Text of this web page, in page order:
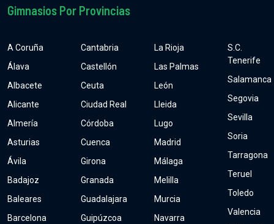
Gimnasios Por Provincias
A Coruña
Álava
Albacete
Alicante
Almería
Asturias
Ávila
Badajoz
Baleares
Barcelona
Cantabria
Castellón
Ceuta
Ciudad Real
Córdoba
Cuenca
Girona
Granada
Guadalajara
Guipúzcoa
La Rioja
Las Palmas
León
Lleida
Lugo
Madrid
Málaga
Melilla
Murcia
Navarra
S.C.
Tenerife
Salamanca
Segovia
Sevilla
Soria
Tarragona
Teruel
Toledo
Valencia